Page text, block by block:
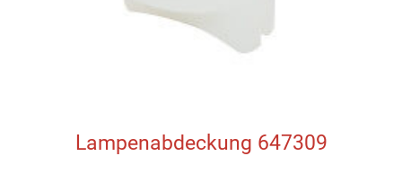
Lampenabdeckung 647309